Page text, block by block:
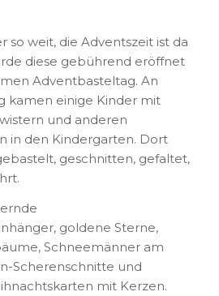
so weit, die Adventszeit ist da
diese gebührend eröffnet
Adventbasteltag. An
kamen einige Kinder mit
und anderen
in den Kindergarten. Dort
geschnitten, gefaltet,
goldene Sterne,
Schneemänner am
Scherenschnitte und
mit Kerzen.